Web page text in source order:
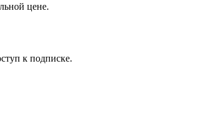
цене.
к подписке.